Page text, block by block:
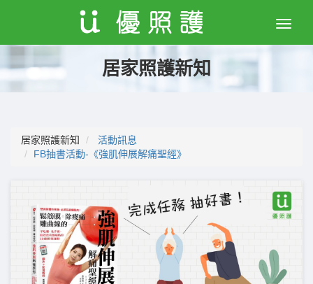
Toggle
居家照護新知
居家照護新知
活動訊息
FB抽書活動-《強肌伸展解痛聖經》